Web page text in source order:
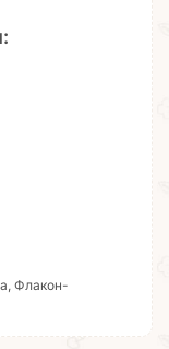
Флакон-